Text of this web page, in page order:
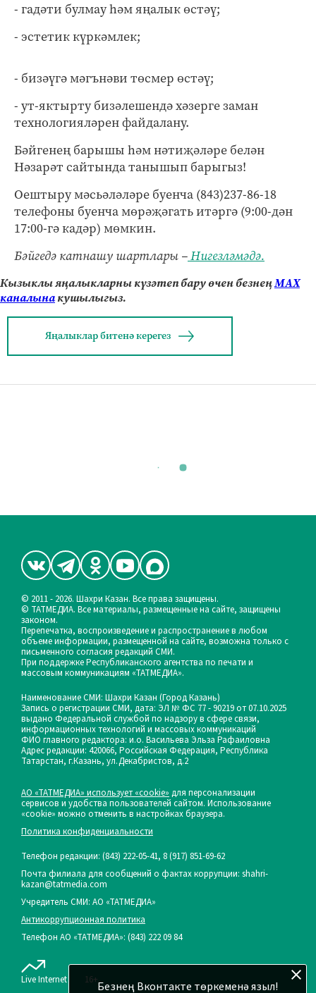
- гадәти булмау һәм яңалык өстәү;
- эстетик күркәмлек;
- бизәүгә мәгънәви төсмер өстәү;
- ут-яктырту бизәлешендә хәзерге заман
технологияләрен файдалану.
Бәйгенең барышы һәм нәтиҗәләре белән
Нәзарәт сайтында танышып барыгыз!
Оештыру мәсьәләләре буенча (843)237-86-18
телефоны буенча мөрәҗәгать итәргә (9:00-дән
17:00-гә кадәр) мөмкин.
Бәйгедә катнашу шартлары –Нигезләмәдә.
Кызыклы яңалыкларны күзәтеп бару өчен безнеңМАХ
каналынакушылыгыз.
Яңалыклар битенә керегез
Безнең Вконтакте төркеменә языл!
© 2011 - 2026. Шахри Казан. Все права защищены.
© ТАТМЕДИА. Все материалы, размещенные на сайте, защищены
законом.
Перепечатка, воспроизведение и распространение в любом
объеме информации, размещенной на сайте, возможна только с
письменного согласия редакций СМИ.
При поддержке Республиканского агентства по печати и
массовым коммуникациям «ТАТМЕДИА».
Наименование СМИ: Шахри Казан (Город Казань)
Запись о регистрации СМИ, дата: ЭЛ № ФС 77 - 90219 от 07.10.2025
выдано Федеральной службой по надзору в сфере связи,
информационных технологий и массовых коммуникаций
ФИО главного редактора: и.о. Васильева Эльза Рафаиловна
Адрес редакции: 420066, Российская Федерация, Республика
Татарстан, г.Казань, ул.Декабристов, д.2
АО «ТАТМЕДИА» использует «cookie» для персонализации
сервисов и удобства пользователей сайтом. Использование
«cookie» можно отменить в настройках браузера.
Политика конфиденциальности
Телефон редакции: (843) 222-05-41, 8 (917) 851-69-62
Почта филиала для сообщений о фактах коррупции: shahri-
kazan@tatmedia.com
Учредитель СМИ: АО «ТАТМЕДИА»
Антикоррупционная политика
Телефон АО «ТАТМЕДИА»: (843) 222 09 84
Live Internet 16+